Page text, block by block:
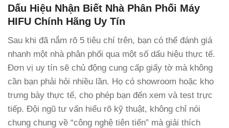
Dấu Hiệu Nhận Biết Nhà Phân Phối Máy
HIFU Chính Hãng Uy Tín
Sau khi đã nắm rõ 5 tiêu chí trên, bạn có thể đánh giá
nhanh một nhà phân phối qua một số dấu hiệu thực tế.
Đơn vị uy tín sẽ chủ động cung cấp giấy tờ mà không
cần bạn phải hỏi nhiều lần. Họ có showroom hoặc kho
trưng bày thực tế, cho phép bạn đến xem và test trực
tiếp. Đội ngũ tư vấn hiểu rõ kỹ thuật, không chỉ nói
chung chung về “công nghệ tiên tiến” mà giải thích